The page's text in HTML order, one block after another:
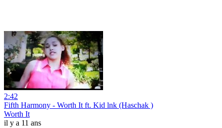
2:42
Fifth Harmony - Worth It ft. Kid lnk (Haschak )
Worth It
il y a 11 ans